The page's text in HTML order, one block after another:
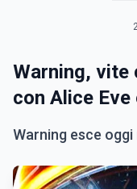
Warning, vite
con Alice
Warning esce